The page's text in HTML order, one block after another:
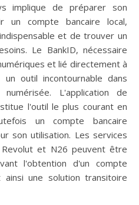
implique de préparer son
un compte bancaire local,
et de trouver un
Le BankID, nécessaire
et lié directement à
outil incontournable dans
L'application de
l'outil le plus courant en
un compte bancaire
son utilisation. Les services
et N26 peuvent être
l'obtention d'un compte
une solution transitoire